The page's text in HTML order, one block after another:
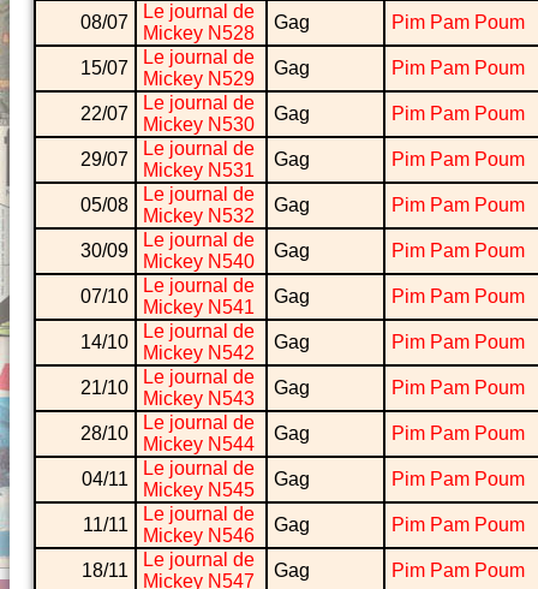
08/07
Le journal de
Mickey N528
Gag Pim Pam Poum
15/07
Le journal de
Mickey N529
Gag Pim Pam Poum
22/07
Le journal de
Mickey N530
Gag Pim Pam Poum
29/07
Le journal de
Mickey N531
Gag Pim Pam Poum
05/08
Le journal de
Mickey N532
Gag Pim Pam Poum
30/09
Le journal de
Mickey N540
Gag Pim Pam Poum
07/10
Le journal de
Mickey N541
Gag Pim Pam Poum
14/10
Le journal de
Mickey N542
Gag Pim Pam Poum
21/10
Le journal de
Mickey N543
Gag Pim Pam Poum
28/10
Le journal de
Mickey N544
Gag Pim Pam Poum
04/11
Le journal de
Mickey N545
Gag Pim Pam Poum
11/11
Le journal de
Mickey N546
Gag Pim Pam Poum
18/11
Le journal de
Mickey N547
Gag Pim Pam Poum